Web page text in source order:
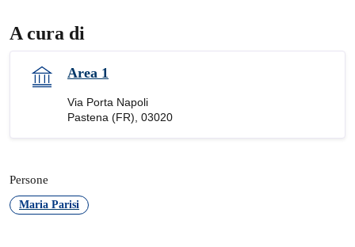
A cura di
Area 1
Via Porta Napoli
Pastena (FR), 03020
Persone
Maria Parisi